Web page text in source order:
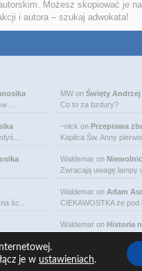
Możesz skopiować je
i autora – szukaj adwokata!
śc…
MW on Święty
Co to za bzdury?
~nick on Przeprawa
Kaplica Św. Anny
Waldemar on
Zwracają uwagę lampy
Waldemar on Adam
CIEKAWOSTKA że pod
Waldemar on Historia
Copyright © 2026
je w ustawieniach.